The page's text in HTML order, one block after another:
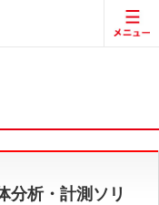
分析・計測ソリ